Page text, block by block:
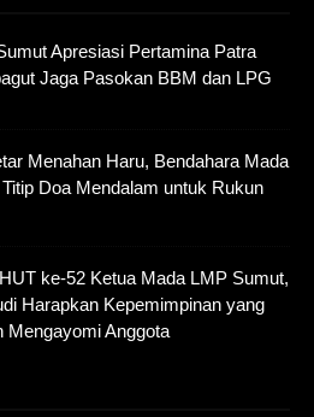
Apresiasi Pertamina Patra
Jaga Pasokan BBM dan LPG
Menahan Haru, Bendahara Mada
Doa Mendalam untuk Rukun
ke-52 Ketua Mada LMP Sumut,
Harapkan Kepemimpinan yang
Mengayomi Anggota